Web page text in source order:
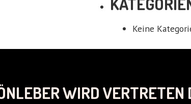
Keine
WIRD VERTRETEN